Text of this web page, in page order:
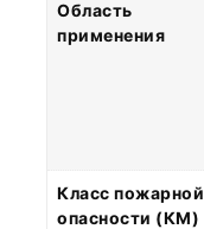
Область
применения
Класс пожарной
опасности (КМ)